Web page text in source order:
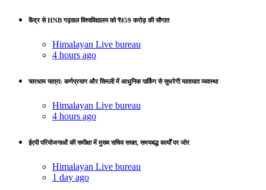
केंद्र से HNB गढ़वाल विश्वविद्यालय को ₹459 करोड़ की सौगात
Himalayan Live bureau
4 hours ago
चारधाम यात्रा: कर्णप्रयाग और सिमली में आधुनिक पार्किंग से सुधरेगी यातायात व्यवस्था
Himalayan Live bureau
4 hours ago
ईएपी परियोजनाओं की समीक्षा में मुख्य सचिव सख्त, समयबद्ध कार्यों पर जोर
Himalayan Live bureau
1 day ago